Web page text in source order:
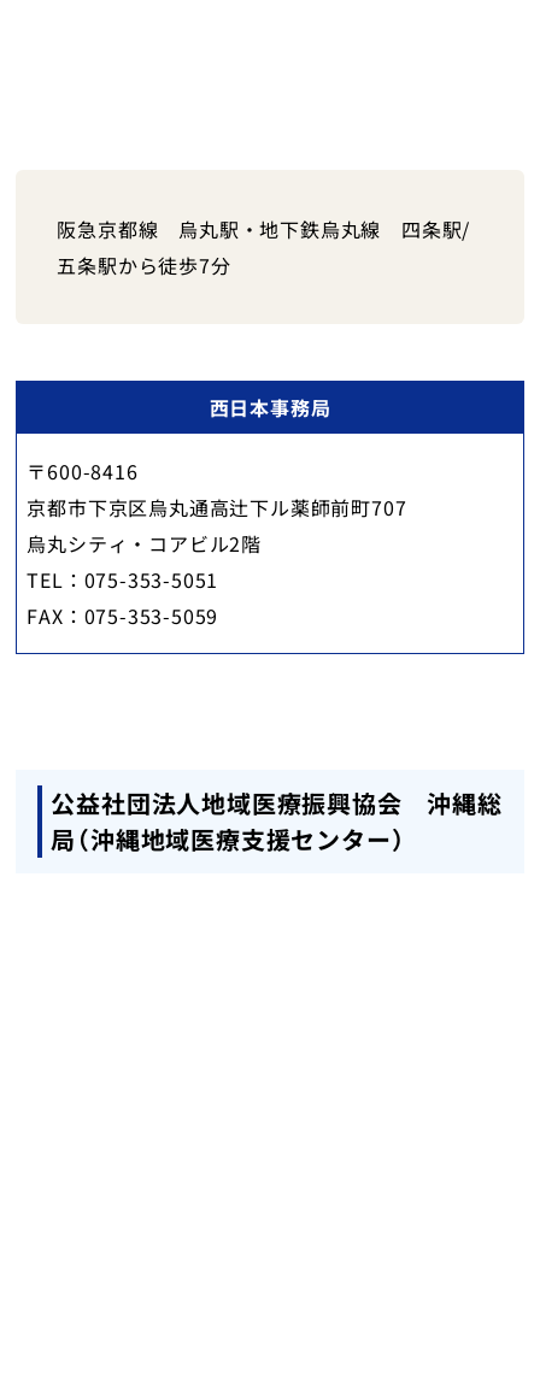
阪急京都線 烏丸駅・地下鉄烏丸線 四条駅/
五条駅から徒歩7分
西日本事務局
〒600-8416
京都市下京区烏丸通高辻下ル薬師前町707
烏丸シティ・コアビル2階
TEL：075-353-5051
FAX：075-353-5059
公益社団法人地域医療振興協会 沖縄総
局（沖縄地域医療支援センター）